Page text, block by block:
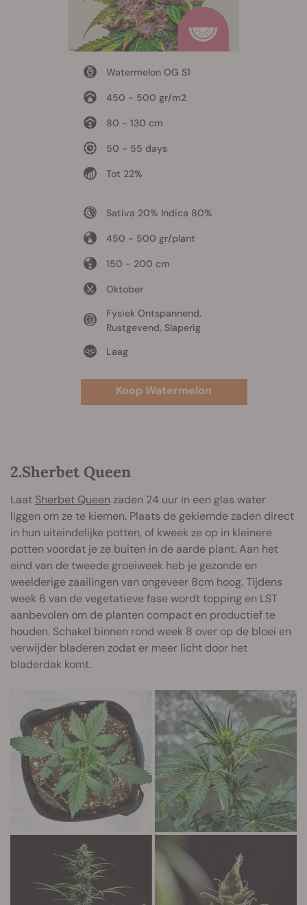
Watermelon OG S1
450 - 500 gr/m2
80 - 130 cm
50 - 55 days
Tot 22%
Sativa 20% Indica 80%
450 - 500 gr/plant
150 - 200 cm
Oktober
Fysiek Ontspannend,
Rustgevend, Slaperig
Laag
Koop Watermelon
2.Sherbet Queen
Laat Sherbet Queen zaden 24 uur in een glas water
liggen om ze te kiemen. Plaats de gekiemde zaden direct
in hun uiteindelijke potten, of kweek ze op in kleinere
potten voordat je ze buiten in de aarde plant. Aan het
eind van de tweede groeiweek heb je gezonde en
weelderige zaailingen van ongeveer 8cm hoog. Tijdens
week 6 van de vegetatieve fase wordt topping en LST
aanbevolen om de planten compact en productief te
houden. Schakel binnen rond week 8 over op de bloei en
verwijder bladeren zodat er meer licht door het
bladerdak komt.